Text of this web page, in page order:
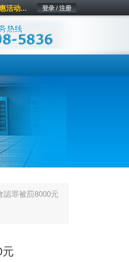
登录 / 注册
活动...
罪被罰8000元